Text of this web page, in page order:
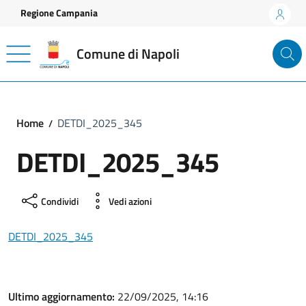
Vai ai contenuti
Vai al footer
Regione Campania
Comune di Napoli
Home DETDI_2025_345
DETDI_2025_345
Condividi Vedi azioni
DETDI_2025_345
Ultimo aggiornamento: 22/09/2025, 14:16